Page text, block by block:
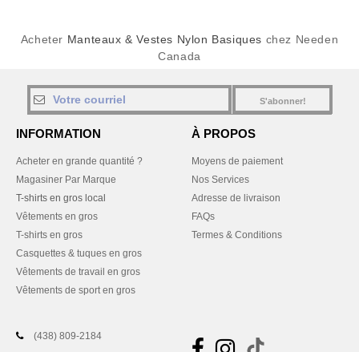
Acheter Manteaux & Vestes Nylon Basiques chez Needen
Canada
S'abonner!
INFORMATION
Acheter en grande quantité ?
Magasiner Par Marque
T-shirts en gros local
Vêtements en gros
T-shirts en gros
Casquettes & tuques en gros
Vêtements de travail en gros
Vêtements de sport en gros
À PROPOS
Moyens de paiement
Nos Services
Adresse de livraison
FAQs
Termes & Conditions
(438) 809-2184